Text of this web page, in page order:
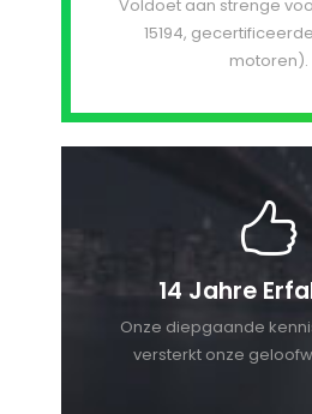
Voldoet aan strenge
15194,
motoren).
14 Jahre
Onze diepgaande
versterkt onze